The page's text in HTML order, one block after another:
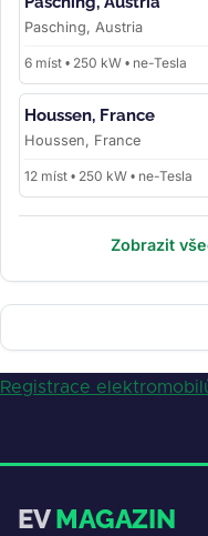
Pasching, Austria
6 míst • 250 kW • ne-Tesla
Houssen, France
Houssen, France
12 míst • 250 kW • ne-Tesla
Zobrazit
Registrace
EVMAGAZIN